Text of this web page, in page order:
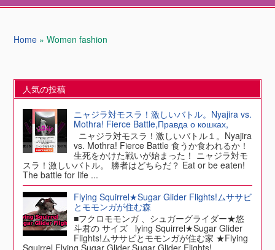
Home »Women fashion
人気の投稿
ニャジラ対モスラ！激しいバトル。Nyajira vs.
Mothra! Fierce Battle,Правда о кошках,
ニャジラ対モスラ！激しいバトル１。Nyajira
vs. Mothra! Fierce Battle 食うか食われるか！
生死をかけた戦いが始まった！ ニャジラ対モ
スラ！激しいバトル。 勝者はどちらだ？ Eat or be eaten!
The battle for life ...
Flying Squirrel★Sugar Glider Flights!ムササビ
とモモンガが住む森
■フクロモモンガ 、シュガーグライダー★悠
斗君の サイズ lying Squirrel★Sugar Glider
Flights!ムササビとモモンガが住む家 ★Flying
Squirrel,Flying Sugar Glider,Sugar Glider Flights! ...